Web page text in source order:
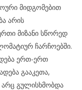
მიდგომებით
არის
მიზანი სწორედ
ჩარჩოებში.
ერთ-ერთ
გააკეთა,
გულისხმობდა